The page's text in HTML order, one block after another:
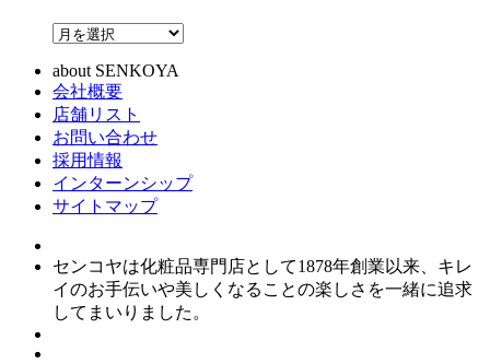
about SENKOYA
会社概要
店舗リスト
お問い合わせ
採用情報
インターンシップ
サイトマップ
センコヤは化粧品専門店として1878年創業以来、キレ
イのお手伝いや美しくなることの楽しさを一緒に追求
してまいりました。